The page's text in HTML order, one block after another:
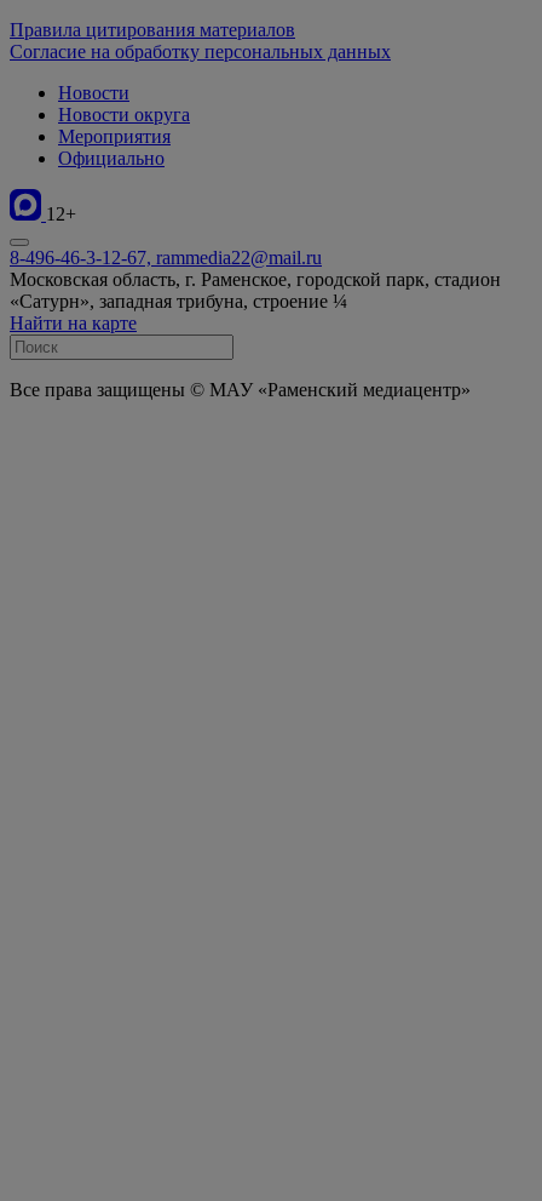
Правила цитирования материалов
Согласие на обработку персональных данных
Новости
Новости округа
Мероприятия
Официально
12+
8-496-46-3-12-67, rammedia22@mail.ru
Московская область, г. Раменское, городской парк, стадион
«Сатурн», западная трибуна, строение ¼
Найти на карте
Все права защищены © МАУ «Раменский медиацентр»